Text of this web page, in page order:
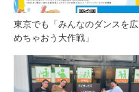
東京でも「みんなのダンスを広
めちゃおう大作戦」